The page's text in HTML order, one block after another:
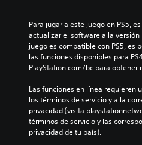
Para jugar a este juego en PS5,
actualizar el software a la
juego es compatible con PS5, es
las funciones disponibles para
PlayStation.com/bc para obtener
Las funciones en línea requieren
los términos de servicio y a la
privacidad (visita
términos de servicio y las
privacidad de tu país).